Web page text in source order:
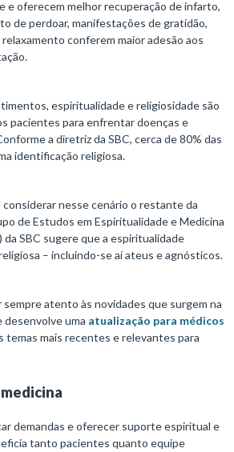
e oferecem melhor recuperação de infarto,
de perdoar, manifestações de gratidão,
conferem maior adesão aos
espiritualidade e religiosidade são
pacientes para enfrentar doenças e
a diretriz da SBC, cerca de 80% das
identificação religiosa.
nesse cenário o restante da
de Estudos em Espiritualidade e Medicina
da SBC sugere que a espiritualidade
– incluindo-se aí ateus e agnósticos.
sempre atento às novidades que surgem na
desenvolve uma atualização para médicos
temas mais recentes e relevantes para
demandas e oferecer suporte espiritual e
tanto pacientes quanto equipe